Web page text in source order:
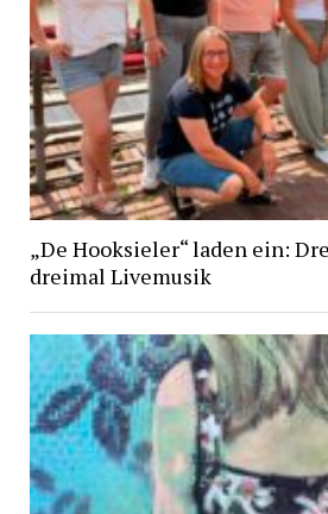
„De Hooksieler“ laden ein:
dreimal Livemusik